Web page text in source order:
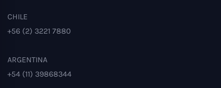
CHILE
+56 (2) 3221 7880
ARGENTINA
+54 (11) 39868344